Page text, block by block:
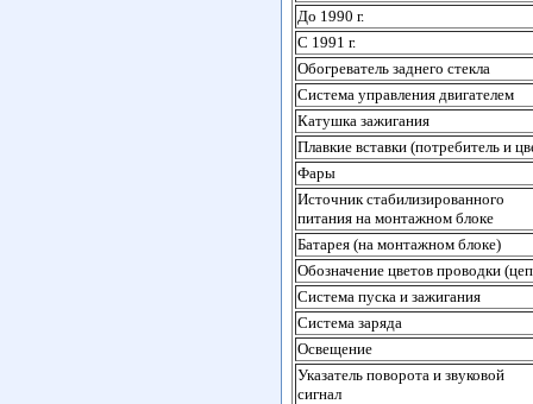
До 1990 г.
С 1991 г.
Обогреватель заднего стекла
Система управления двигателем
Катушка зажигания
Плавкие вставки (потребитель и
Фары
Источник стабилизированного
питания на монтажном блоке
Батарея (на монтажном блоке)
Обозначение цветов проводки
Система пуска и зажигания
Система заряда
Освещение
Указатель поворота и звуковой
сигнал